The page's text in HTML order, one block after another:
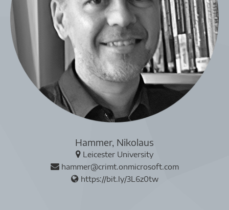
Hammer, Nikolaus
Leicester University
hammer@crimt.onmicrosoft.com
https://bit.ly/3L6z0tw